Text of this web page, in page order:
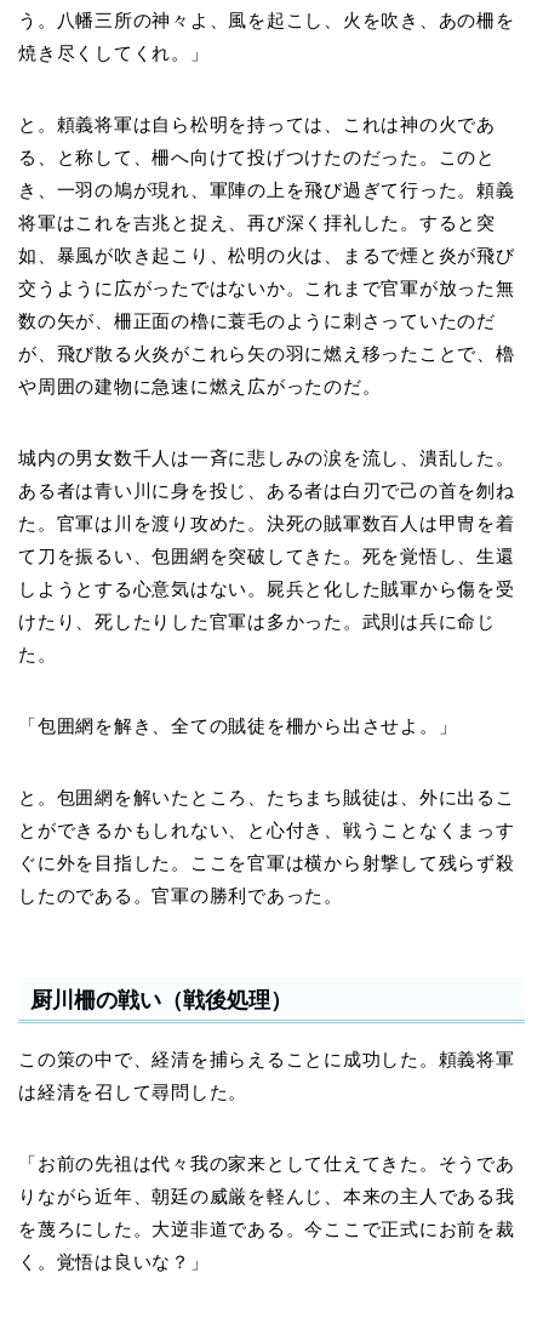
う。八幡三所の神々よ、風を起こし、火を吹き、あの柵を
焼き尽くしてくれ。」
と。頼義将軍は自ら松明を持っては、これは神の火であ
る、と称して、柵へ向けて投げつけたのだった。このと
き、一羽の鳩が現れ、軍陣の上を飛び過ぎて行った。頼義
将軍はこれを吉兆と捉え、再び深く拝礼した。すると突
如、暴風が吹き起こり、松明の火は、まるで煙と炎が飛び
交うように広がったではないか。これまで官軍が放った無
数の矢が、柵正面の櫓に蓑毛のように刺さっていたのだ
が、飛び散る火炎がこれら矢の羽に燃え移ったことで、櫓
や周囲の建物に急速に燃え広がったのだ。
城内の男女数千人は一斉に悲しみの涙を流し、潰乱した。
ある者は青い川に身を投じ、ある者は白刃で己の首を刎ね
た。官軍は川を渡り攻めた。決死の賊軍数百人は甲冑を着
て刀を振るい、包囲網を突破してきた。死を覚悟し、生還
しようとする心意気はない。屍兵と化した賊軍から傷を受
けたり、死したりした官軍は多かった。武則は兵に命じ
た。
「包囲網を解き、全ての賊徒を柵から出させよ。」
と。包囲網を解いたところ、たちまち賊徒は、外に出るこ
とができるかもしれない、と心付き、戦うことなくまっす
ぐに外を目指した。ここを官軍は横から射撃して残らず殺
したのである。官軍の勝利であった。
厨川柵の戦い（戦後処理）
この策の中で、経清を捕らえることに成功した。頼義将軍
は経清を召して尋問した。
「お前の先祖は代々我の家来として仕えてきた。そうであ
りながら近年、朝廷の威厳を軽んじ、本来の主人である我
を蔑ろにした。大逆非道である。今ここで正式にお前を裁
く。覚悟は良いな？」